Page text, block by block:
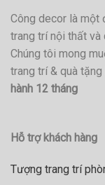
Công decor là một
trang trí nội thất và
Chúng tôi mong
trang trí & quà
hành 12 tháng
Hỗ trợ khách hàng
Tượng trang trí